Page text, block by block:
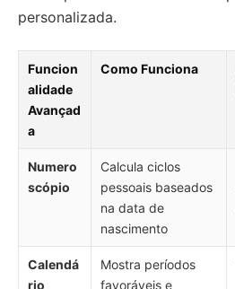
personalizada.
Funcion
alidade
Avançad
a
Como Funciona
Numero
scópio
Calcula ciclos
pessoais baseados
na data de
nascimento
Calendá
rio
Mostra períodos
favoráveis e